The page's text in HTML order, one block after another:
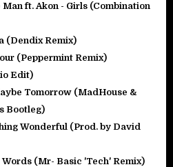
ft. Akon - Girls (Combination
(Dendix Remix)
(Peppermint Remix)
Edit)
Tomorrow (MadHouse &
Bootleg)
Wonderful (Prod. by David
(Mr- Basic 'Tech' Remix)